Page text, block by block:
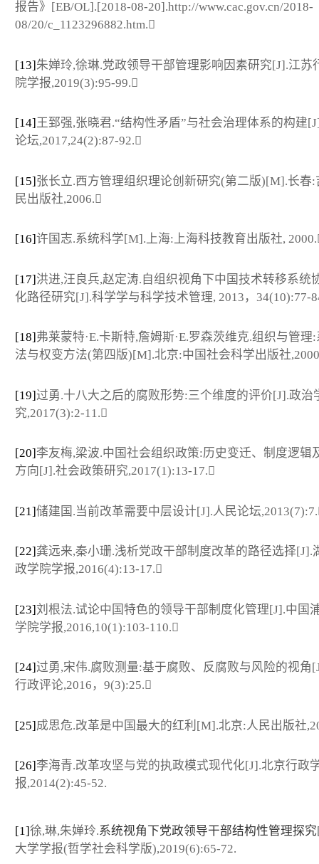
报告》[EB/OL].[2018-08-20].http://www.cac.gov.cn/2018-
08/20/c_1123296882.htm.
[13]朱婵玲,徐琳.党政领导干部管理影响因素研究[J].江苏
院学报,2019(3):95-99.
[14] 王郅强,张晓君.“结构性矛盾”与社会治理体系的构建
论坛,2017,24(2):87-92.
[15]张长立.西方管理组织理论创新研究(第二版)[M].长春:
民出版社,2006.
[16]许国志.系统科学[M].上海:上海科技教育出版社,
[17]洪进,汪良兵,赵定涛.自组织视角下中国技术转移系统
化路径研究[J].科学学与科学技术管理, 2013，34(10):77-
[18] 弗莱蒙特·E.卡斯特,詹姆斯·E.罗森茨维克.组织与管理
法与权变方法(第四版)[M].北京:中国社会科学出版社
[19]过勇.十八大之后的腐败形势:三个维度的评价[J].政治
究,2017(3):2-11.
[20]李友梅,梁波.中国社会组织政策:历史变迁、制度逻辑
方向[J].社会政策研究,2017(1):13-17.
[21]储建国.当前改革需要中层设计[J].人民论坛
[22] 龚远来,秦小珊.浅析党政干部制度改革的路径选择[J].
政学院学报,2016(4):13-17.
[23]刘根法.试论中国特色的领导干部制度化管理[J].中国
学院学报,2016,10(1):103-110.
[24]过勇,宋伟.腐败测量:基于腐败、反腐败与风险的视角
行政评论,2016，9(3):25.
[25]成思危.改革是中国最大的红利[M].北京:人民出版社
[26]李海青.改革攻坚与党的执政模式现代化[J].北京行政
报,2014(2):45-52.
[1]徐,琳,朱婵玲.系统视角下党政领导干部结构性管理探究
大学学报(哲学社会科学版),2019(6):65-72.